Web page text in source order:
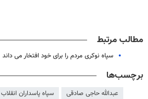
مطالب مرتبط
سپاه نوکری مردم را برای خود افتخار می داند
برچسب‌ها
عبدالله حاجی صادقی
سپاه پاسداران